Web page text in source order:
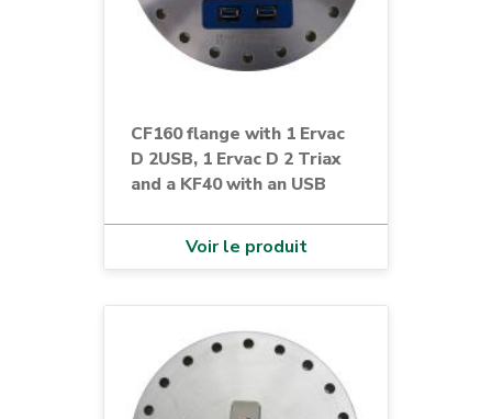
CF160 flange with 1 Ervac
D 2USB, 1 Ervac D 2 Triax
and a KF40 with an USB
Voir le produit